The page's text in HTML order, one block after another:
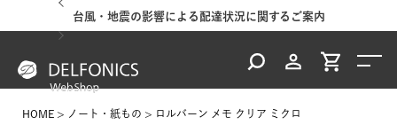
台風・地震の影響による配達状況に関するご案内
HOME ノート・紙もの ロルバーン メモ クリア ミクロ